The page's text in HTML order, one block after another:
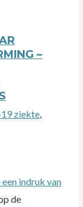
–
ziekte,
de